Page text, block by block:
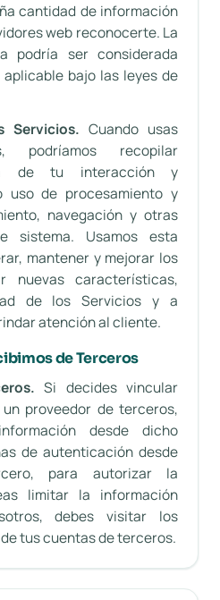
cantidad de información
web reconocerte. La
podría ser considerada
bajo las leyes de
Servicios. Cuando usas
podríamos recopilar
de tu interacción y
uso de procesamiento y
navegación y otras
sistema. Usamos esta
mantener y mejorar los
nuevas características,
de los Servicios y a
atención al cliente.
de Terceros
Si decides vincular
proveedor de terceros,
desde dicho
de autenticación desde
para autorizar la
limitar la información
debes visitar los
tus cuentas de terceros.